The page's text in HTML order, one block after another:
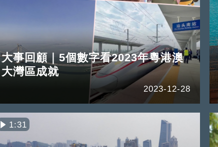
大事回顧｜5個數字看2023年粵港澳
大灣區成就
2023-12-28
1:31